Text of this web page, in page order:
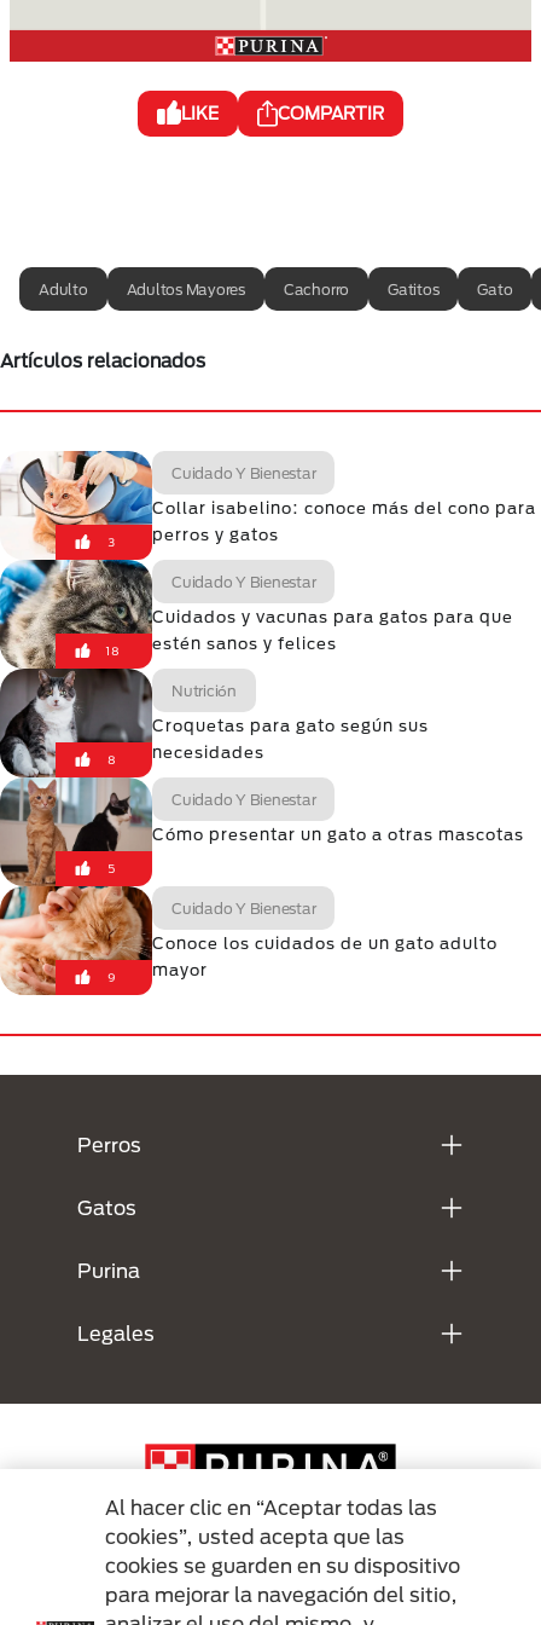
LIKE COMPARTIR
Adulto Adultos Mayores Cachorro Gatitos Gato
Artículos relacionados
3
Cuidado Y Bienestar
Collar isabelino: conoce más del cono para
perros y gatos
18
Cuidado Y Bienestar
Cuidados y vacunas para gatos para que
estén sanos y felices
8
Nutrición
Croquetas para gato según sus
necesidades
5
Cuidado Y Bienestar
Cómo presentar un gato a otras mascotas
9
Cuidado Y Bienestar
Conoce los cuidados de un gato adulto
mayor
Perros
Gatos
Purina
Legales
Menu Footer Secundario Purina
Al hacer clic en “Aceptar todas las
cookies”, usted acepta que las
cookies se guarden en su dispositivo
para mejorar la navegación del sitio,